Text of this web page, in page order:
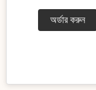
অর্ডার করুন